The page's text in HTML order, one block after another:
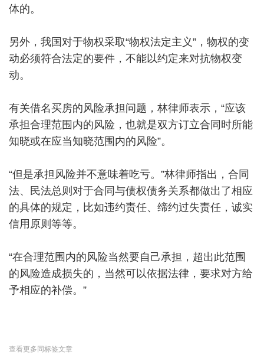
体的。
另外，我国对于物权采取“物权法定主义”，物权的变
动必须符合法定的要件，不能以约定来对抗物权变
动。
有关借名买房的风险承担问题，林律师表示，“应该
承担合理范围内的风险，也就是双方订立合同时所能
知晓或在应当知晓范围内的风险”。
“但是承担风险并不意味着吃亏。”林律师指出，合同
法、民法总则对于合同与债权债务关系都做出了相应
的具体的规定，比如违约责任、缔约过失责任，诚实
信用原则等等。
“在合理范围内的风险当然要自己承担，超出此范围
的风险造成损失的，当然可以依据法律，要求对方给
予相应的补偿。”
查看更多同标签文章